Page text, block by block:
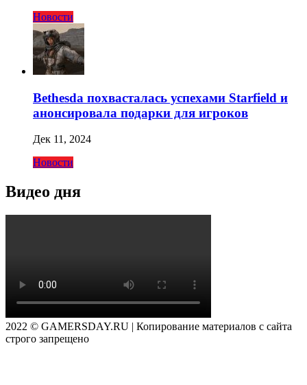
Новости
Bethesda похвасталась успехами Starfield и
анонсировала подарки для игроков
Дек 11, 2024
Новости
Видео дня
2022 © GAMERSDAY.RU | Копирование материалов с сайта
строго запрещено